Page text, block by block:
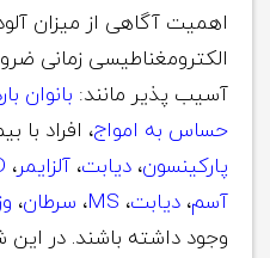
اهمیت آگاهی از میزان
الکترومغناطیسی زمانی
آسیب پذیر مانند: بانوان
حساس به امواج، افراد
پارکینسون، دیابت، آلزایمر،
آسم، دیابت، MS، سرطان،
وجود داشته باشند. در این